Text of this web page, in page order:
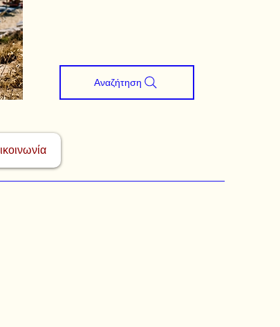
Αναζήτηση